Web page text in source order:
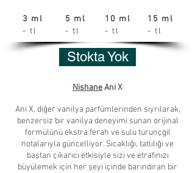
3 ml
- tl
5 ml
- tl
10 ml
- tl
15 ml
- tl
Stokta Yok
NishaneAni X
Ani X, diğer vanilya parfümlerinden sıyrılarak,
benzersiz bir vanilya deneyimi sunan orijinal
formülünü ekstra ferah ve sulu turunçgil
notalarıyla güncelliyor. Sıcaklığı, tatlılığı ve
baştan çıkarıcı etkisiyle sizi ve etrafınızı
büyülemek için her şeyi içinde barındıran bir